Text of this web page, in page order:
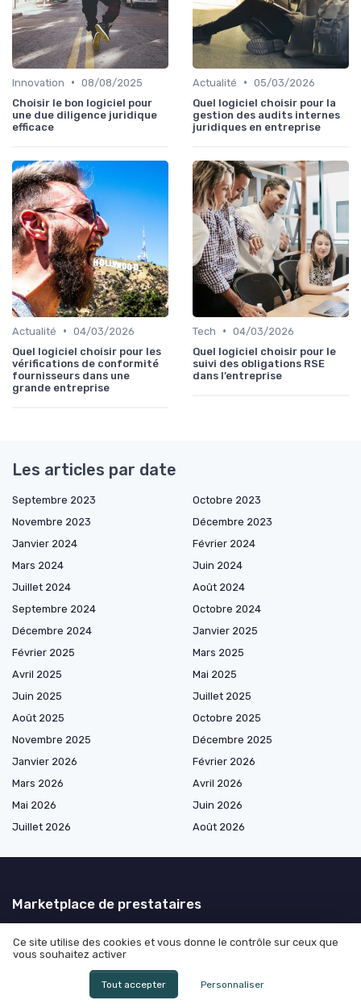
Innovation • 08/08/2025
Choisir le bon logiciel pour
une due diligence juridique
efficace
Actualité • 05/03/2026
Quel logiciel choisir pour la
gestion des audits internes
juridiques en entreprise
Actualité • 04/03/2026
Quel logiciel choisir pour les
vérifications de conformité
fournisseurs dans une
grande entreprise
Tech • 04/03/2026
Quel logiciel choisir pour le
suivi des obligations RSE
dans l’entreprise
Les articles par date
Septembre 2023
Octobre 2023
Novembre 2023
Décembre 2023
Janvier 2024
Février 2024
Mars 2024
Juin 2024
Juillet 2024
Août 2024
Septembre 2024
Octobre 2024
Décembre 2024
Janvier 2025
Février 2025
Mars 2025
Avril 2025
Mai 2025
Juin 2025
Juillet 2025
Août 2025
Octobre 2025
Novembre 2025
Décembre 2025
Janvier 2026
Février 2026
Mars 2026
Avril 2026
Mai 2026
Juin 2026
Juillet 2026
Août 2026
Marketplace de prestataires
Les plus lus
Combien de temps la police peut garder mon téléphone : ce que tout
Ce site utilise des cookies et vous donne le contrôle sur ceux que
vous souhaitez activer
Tout accepter Personnaliser